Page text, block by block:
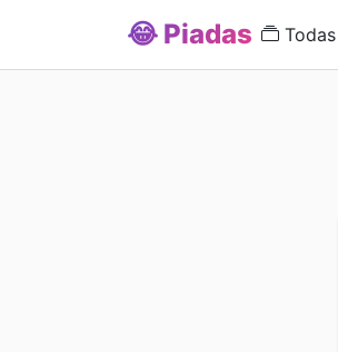
😂 Piadas Todas